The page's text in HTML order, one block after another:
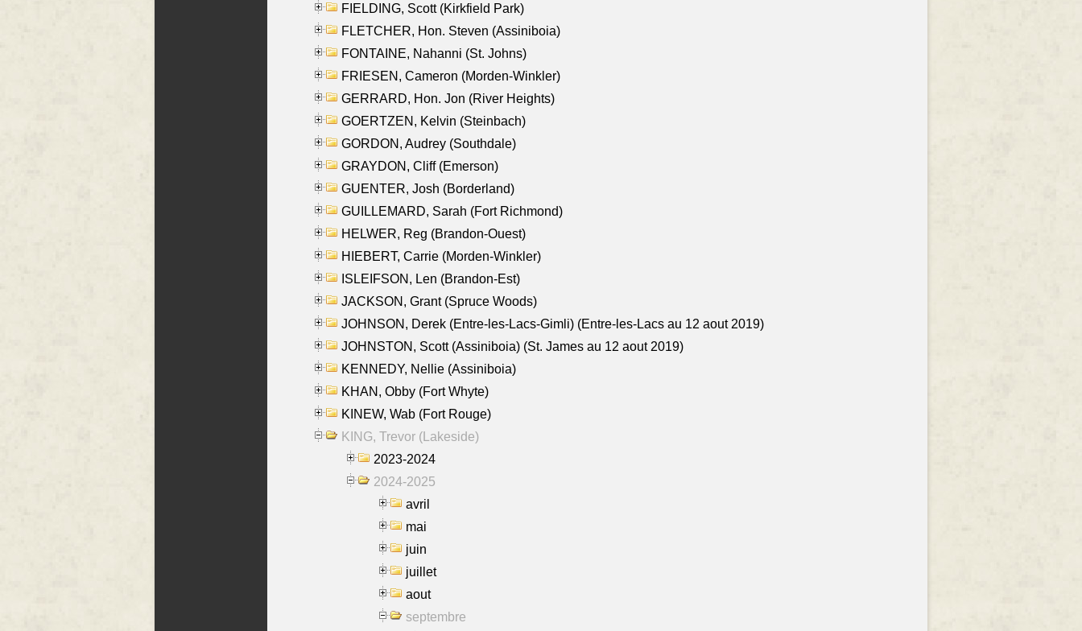
FIELDING, Scott (Kirkfield Park)
FLETCHER, Hon. Steven (Assiniboia)
FONTAINE, Nahanni (St. Johns)
FRIESEN, Cameron (Morden-Winkler)
GERRARD, Hon. Jon (River Heights)
GOERTZEN, Kelvin (Steinbach)
GORDON, Audrey (Southdale)
GRAYDON, Cliff (Emerson)
GUENTER, Josh (Borderland)
GUILLEMARD, Sarah (Fort Richmond)
HELWER, Reg (Brandon-Ouest)
HIEBERT, Carrie (Morden-Winkler)
ISLEIFSON, Len (Brandon-Est)
JACKSON, Grant (Spruce Woods)
JOHNSON, Derek (Entre-les-Lacs-Gimli) (Entre-les-Lacs au 12 aout 2019)
JOHNSTON, Scott (Assiniboia) (St. James au 12 aout 2019)
KENNEDY, Nellie (Assiniboia)
KHAN, Obby (Fort Whyte)
KINEW, Wab (Fort Rouge)
KING, Trevor (Lakeside)
2023-2024
2024-2025
avril
mai
juin
juillet
aout
septembre